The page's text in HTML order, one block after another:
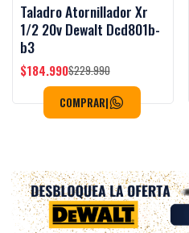
Taladro Atornillador Xr
1/2 20v Dewalt Dcd801b-
b3
$184.990$229.990
COMPRAR|